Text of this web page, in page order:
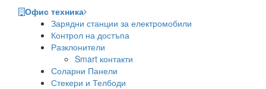
Офис техника
Зарядни станции за електромобили
Контрол на достъпа
Разклонители
Smart контакти
Соларни Панели
Стекери и Телбоди